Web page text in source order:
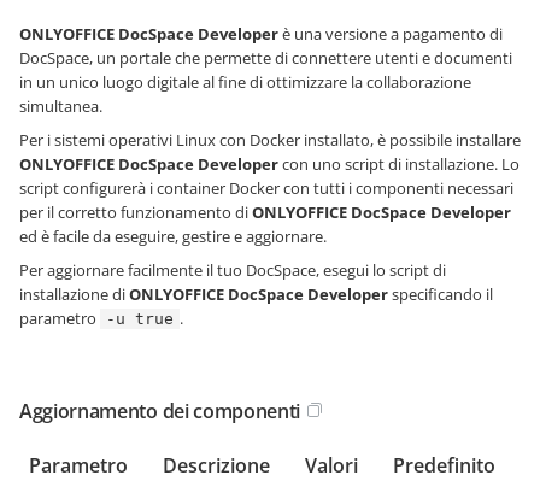
ONLYOFFICE DocSpace Developerè una versionea pagamento di
DocSpace, un portale che permette di connettere utenti e documenti
in un unico luogo digitale al fine di ottimizzare la collaborazione
simultanea.
Per i sistemi operativi Linux con Docker installato, è possibile installare
ONLYOFFICE DocSpace Developercon uno script di installazione. Lo
script configurerà i container Docker con tutti i componenti necessari
per il corretto funzionamento diONLYOFFICE DocSpace Developer
ed è facile da eseguire, gestire e aggiornare.
Per aggiornare facilmente il tuo DocSpace, esegui lo script di
installazione diONLYOFFICE DocSpace Developerspecificando il
parametro
-u true .
Aggiornamento dei componenti
Parametro Descrizione Valori Predefinito